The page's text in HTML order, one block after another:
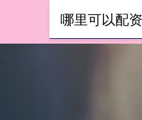
哪里可以配